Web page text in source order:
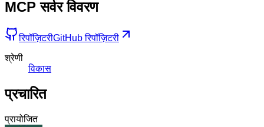
MCP सर्वर विवरण
रिपॉज़िटरीGitHub रिपॉज़िटरी
श्रेणी
विकास
प्रचारित
प्रायोजित